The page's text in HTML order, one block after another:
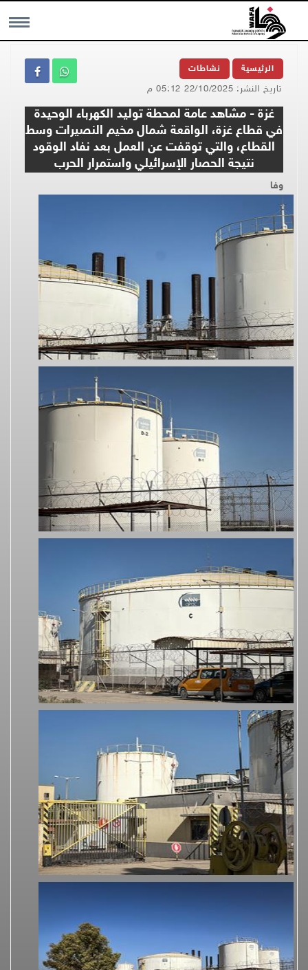
MENU الرئيسية نشاطات
تاريخ النشر: 22/10/2025 05:12 م
غزة - مشاهد عامة لمحطة توليد الكهرباء الوحيدة
في قطاع غزة، الواقعة شمال مخيم النصيرات وسط
القطاع، والتي توقفت عن العمل بعد نفاد الوقود
نتيجة الحصار الإسرائيلي واستمرار الحرب
وفا